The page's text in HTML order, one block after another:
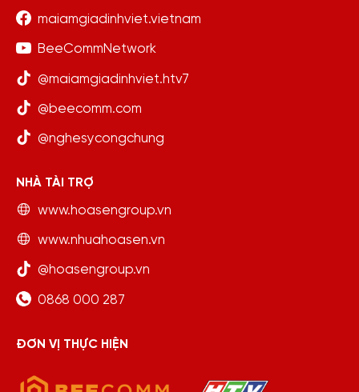
maiamgiadinhviet.vietnam
BeeCommNetwork
@maiamgiadinhviet.htv7
@beecomm.com
@nghesycongchung
NHÀ TÀI TRỢ
www.hoasengroup.vn
www.nhuahoasen.vn
@hoasengroup.vn
0868 000 287
ĐƠN VỊ THỰC HIỆN